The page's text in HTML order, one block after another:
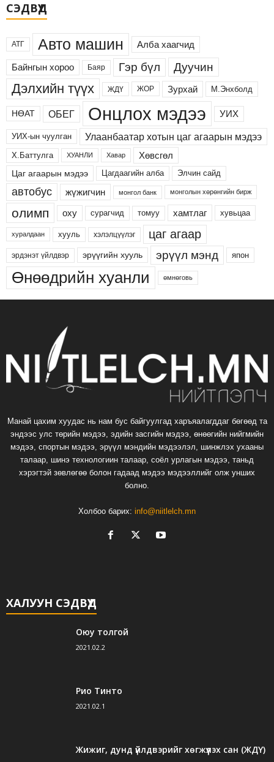
СЭДВҮҮД
АТГ Авто машин Алба хаагчид
Байнгын хороо Баяр Гэр бүл Дуучин
Дэлхийн түүх ЖДҮ ЖОР Зурхай М.Энхболд
НӨАТ ОБЕГ Онцлох мэдээ УИХ
УИХ-ын чуулган Улаанбаатар хотын цаг агаарын мэдээ
Х.Баттулга ХУАНЛИ Хавар Хөвсгөл
Цаг агаарын мэдээ Цагдаагийн алба Элчин сайд
автобус жүжигчин монгол банк монголын хөрөнгийн бирж
олимп оху сурагчид томуу хамтлаг хувьцаа
хуралдаан хууль хэлэлцүүлэг цаг агаар
эрдэнэт үйлдвэр эрүүгийн хууль эрүүл мэнд япон
Өнөөдрийн хуанли өмнөговь
Манай цахим хуудас нь нам бус байгуулгад харъяалагддаг бөгөөд та
эндээс улс төрийн мэдээ, эдийн засгийн мэдээ, өнөөгийн нийгмийн
мэдээ, спортын мэдээ, эрүүл мэндийн мэдээлэл, шинжлэх ухааны
талаар, шинэ технологиин талаар, соёл урлагын мэдээ, таньд
хэрэгтэй зөвлөгөө болон гадаад мэдээ мэдээллийг олж унших
болно.
Холбоо барих: info@niitlelch.mn
ХАЛУУН СЭДВҮҮД
Оюу толгой
2021.02.2
Рио Тинто
2021.02.1
Жижиг, дунд үйлдвэрийг хөгжүүлэх сан (ЖДҮ)